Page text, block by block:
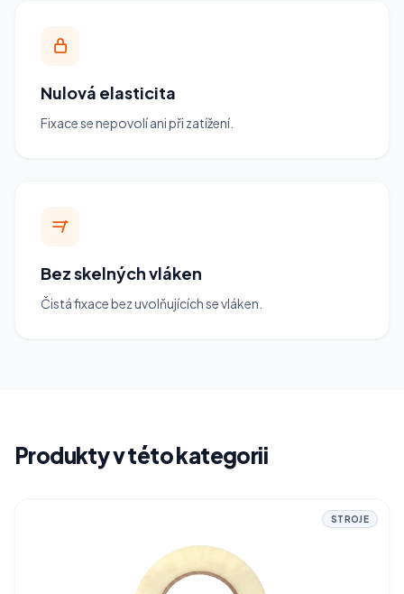
Nulová elasticita
Fixace se nepovolí ani při zatížení.
Bez skelných vláken
Čistá fixace bez uvolňujících se vláken.
Produkty v této kategorii
STROJE